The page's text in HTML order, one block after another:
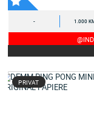
- 1.000
PRIVAT